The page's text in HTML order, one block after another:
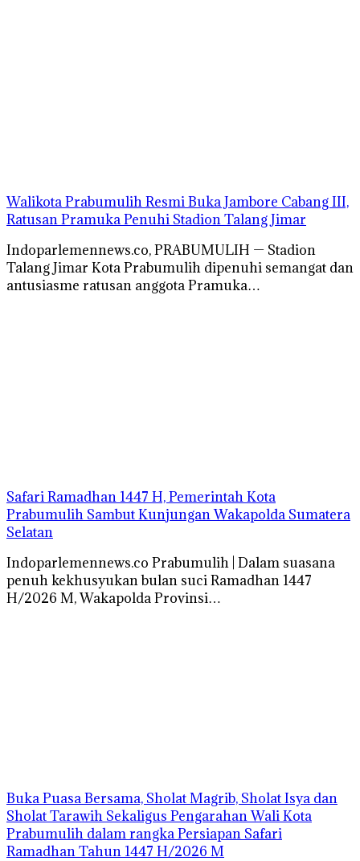
Walikota Prabumulih Resmi Buka Jambore Cabang III,
Ratusan Pramuka Penuhi Stadion Talang Jimar
Indoparlemennews.co, PRABUMULIH — Stadion
Talang Jimar Kota Prabumulih dipenuhi semangat dan
antusiasme ratusan anggota Pramuka…
Safari Ramadhan 1447 H, Pemerintah Kota
Prabumulih Sambut Kunjungan Wakapolda Sumatera
Selatan
Indoparlemennews.co Prabumulih | Dalam suasana
penuh kekhusyukan bulan suci Ramadhan 1447
H/2026 M, Wakapolda Provinsi…
Buka Puasa Bersama, Sholat Magrib, Sholat Isya dan
Sholat Tarawih Sekaligus Pengarahan Wali Kota
Prabumulih dalam rangka Persiapan Safari
Ramadhan Tahun 1447 H/2026 M